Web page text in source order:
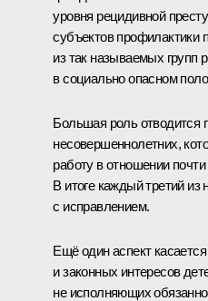
уровня рецидивной
субъектов профилактики
из так называемых групп
в социально опасном
Большая роль отводится
несовершеннолетних,
работу в отношении
В итоге каждый третий из
с исправлением.
Ещё один аспект
и законных интересов
не исполняющих